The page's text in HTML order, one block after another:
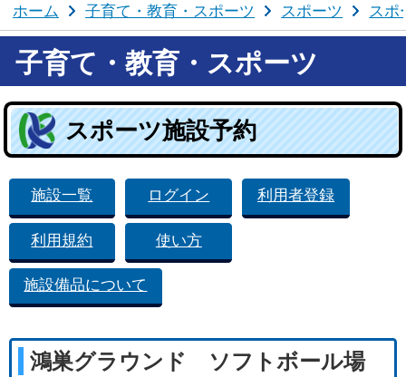
ホーム 子育て・教育・スポーツ スポーツ スポ
子育て・教育・スポーツ
スポーツ施設予約
施設一覧 ログイン 利用者登録
利用規約 使い方
施設備品について
鴻巣グラウンド ソフトボール場